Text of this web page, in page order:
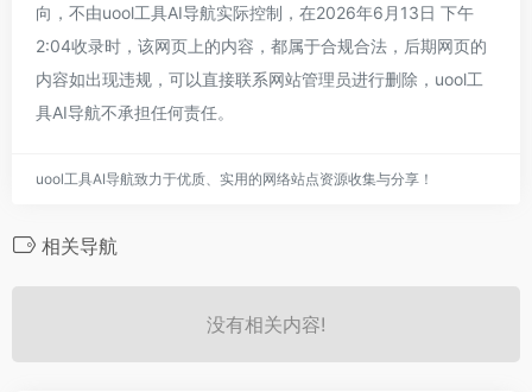
向，不由uool工具AI导航实际控制，在2026年6月13日 下午
2:04收录时，该网页上的内容，都属于合规合法，后期网页的
内容如出现违规，可以直接联系网站管理员进行删除，uool工
具AI导航不承担任何责任。
uool工具AI导航致力于优质、实用的网络站点资源收集与分享！
相关导航
没有相关内容!